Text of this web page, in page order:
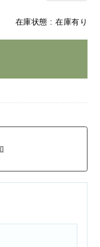
在庫状態 : 在庫有り